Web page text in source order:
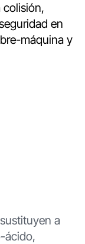
colisión,
en
máquina y
a
ácido,